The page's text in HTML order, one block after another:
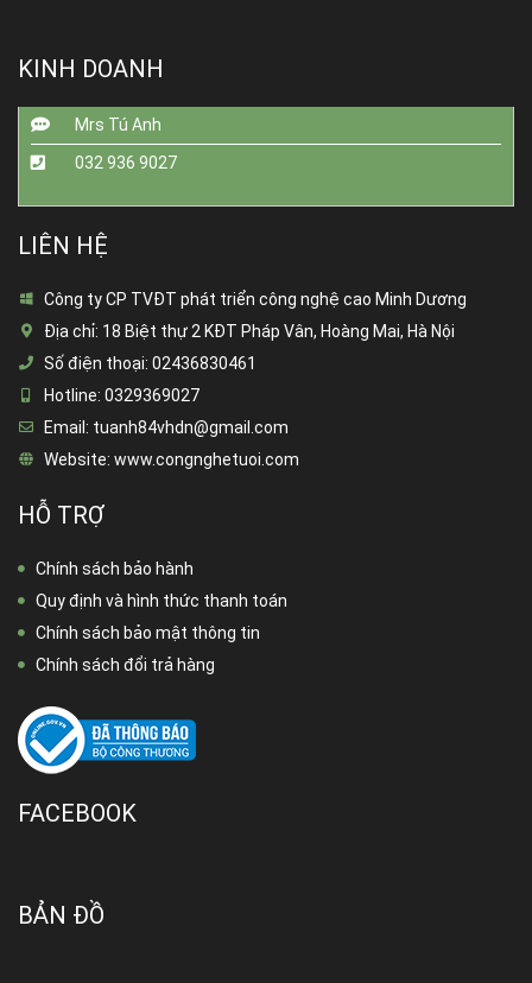
KINH DOANH
Mrs Tú Anh
032 936 9027
LIÊN HỆ
Công ty CP TVĐT phát triển công nghệ cao Minh Dương
Địa chỉ: 18 Biệt thự 2 KĐT Pháp Vân, Hoàng Mai, Hà Nội
Số điện thoại: 02436830461
Hotline: 0329369027
Email: tuanh84vhdn@gmail.com
Website: www.congnghetuoi.com
HỖ TRỢ
Chính sách bảo hành
Quy định và hình thức thanh toán
Chính sách bảo mật thông tin
Chính sách đổi trả hàng
FACEBOOK
BẢN ĐỒ